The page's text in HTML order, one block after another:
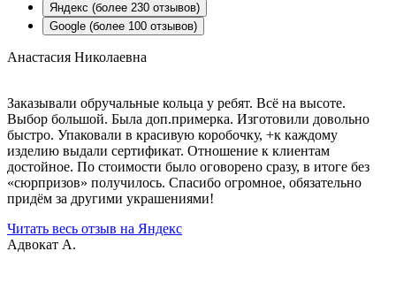
Яндекс (более 230 отзывов)
Google (более 100 отзывов)
Анастасия Николаевна
Заказывали обручальные кольца у ребят. Всё на высоте.
Выбор большой. Была доп.примерка. Изготовили довольно
быстро. Упаковали в красивую коробочку, +к каждому
изделию выдали сертификат. Отношение к клиентам
достойное. По стоимости было оговорено сразу, в итоге без
«сюрпризов» получилось. Спасибо огромное, обязательно
придём за другими украшениями!
Читать весь отзыв на Яндекс
Адвокат А.